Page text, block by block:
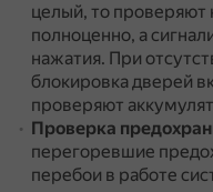
целый, то
полноценно, а
нажатия. При
блокировка дверей
проверяют
Проверка
перегоревшие
перебои в работе